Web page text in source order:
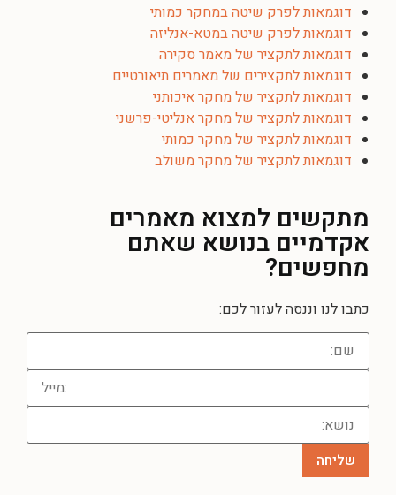
דוגמאות לפרק שיטה במחקר כמותי
דוגמאות לפרק שיטה במטא-אנליזה
דוגמאות לתקציר של מאמר סקירה
דוגמאות לתקצירים של מאמרים תיאורטיים
דוגמאות לתקציר של מחקר איכותני
דוגמאות לתקציר של מחקר אנליטי-פרשני
דוגמאות לתקציר של מחקר כמותי
דוגמאות לתקציר של מחקר משולב
מתקשים למצוא מאמרים
אקדמיים בנושא שאתם
מחפשים?
כתבו לנו וננסה לעזור לכם: